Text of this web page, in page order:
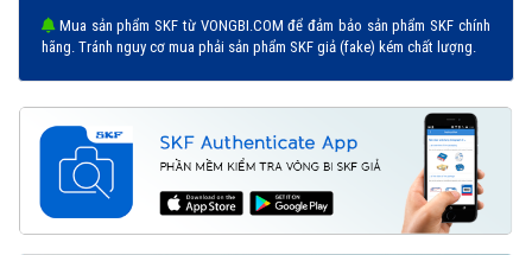
Mua sản phẩm SKF từ VONGBI.COM để đảm bảo sản phẩm SKF chính
hãng. Tránh nguy cơ mua phải sản phẩm SKF giả (fake) kém chất lượng.